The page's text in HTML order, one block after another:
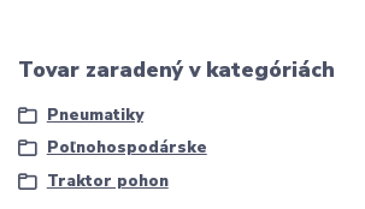
Tovar zaradený v kategóriách
Pneumatiky
Poľnohospodárske
Traktor pohon